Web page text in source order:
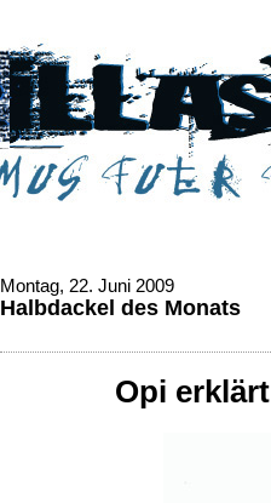
Montag, 22. Juni 2009
Halbdackel des Monats
Opi